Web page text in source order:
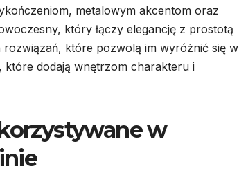
metalowym akcentom oraz
który łączy elegancję z prostotą
które pozwolą im wyróżnić się w
które dodają wnętrzom charakteru i
w